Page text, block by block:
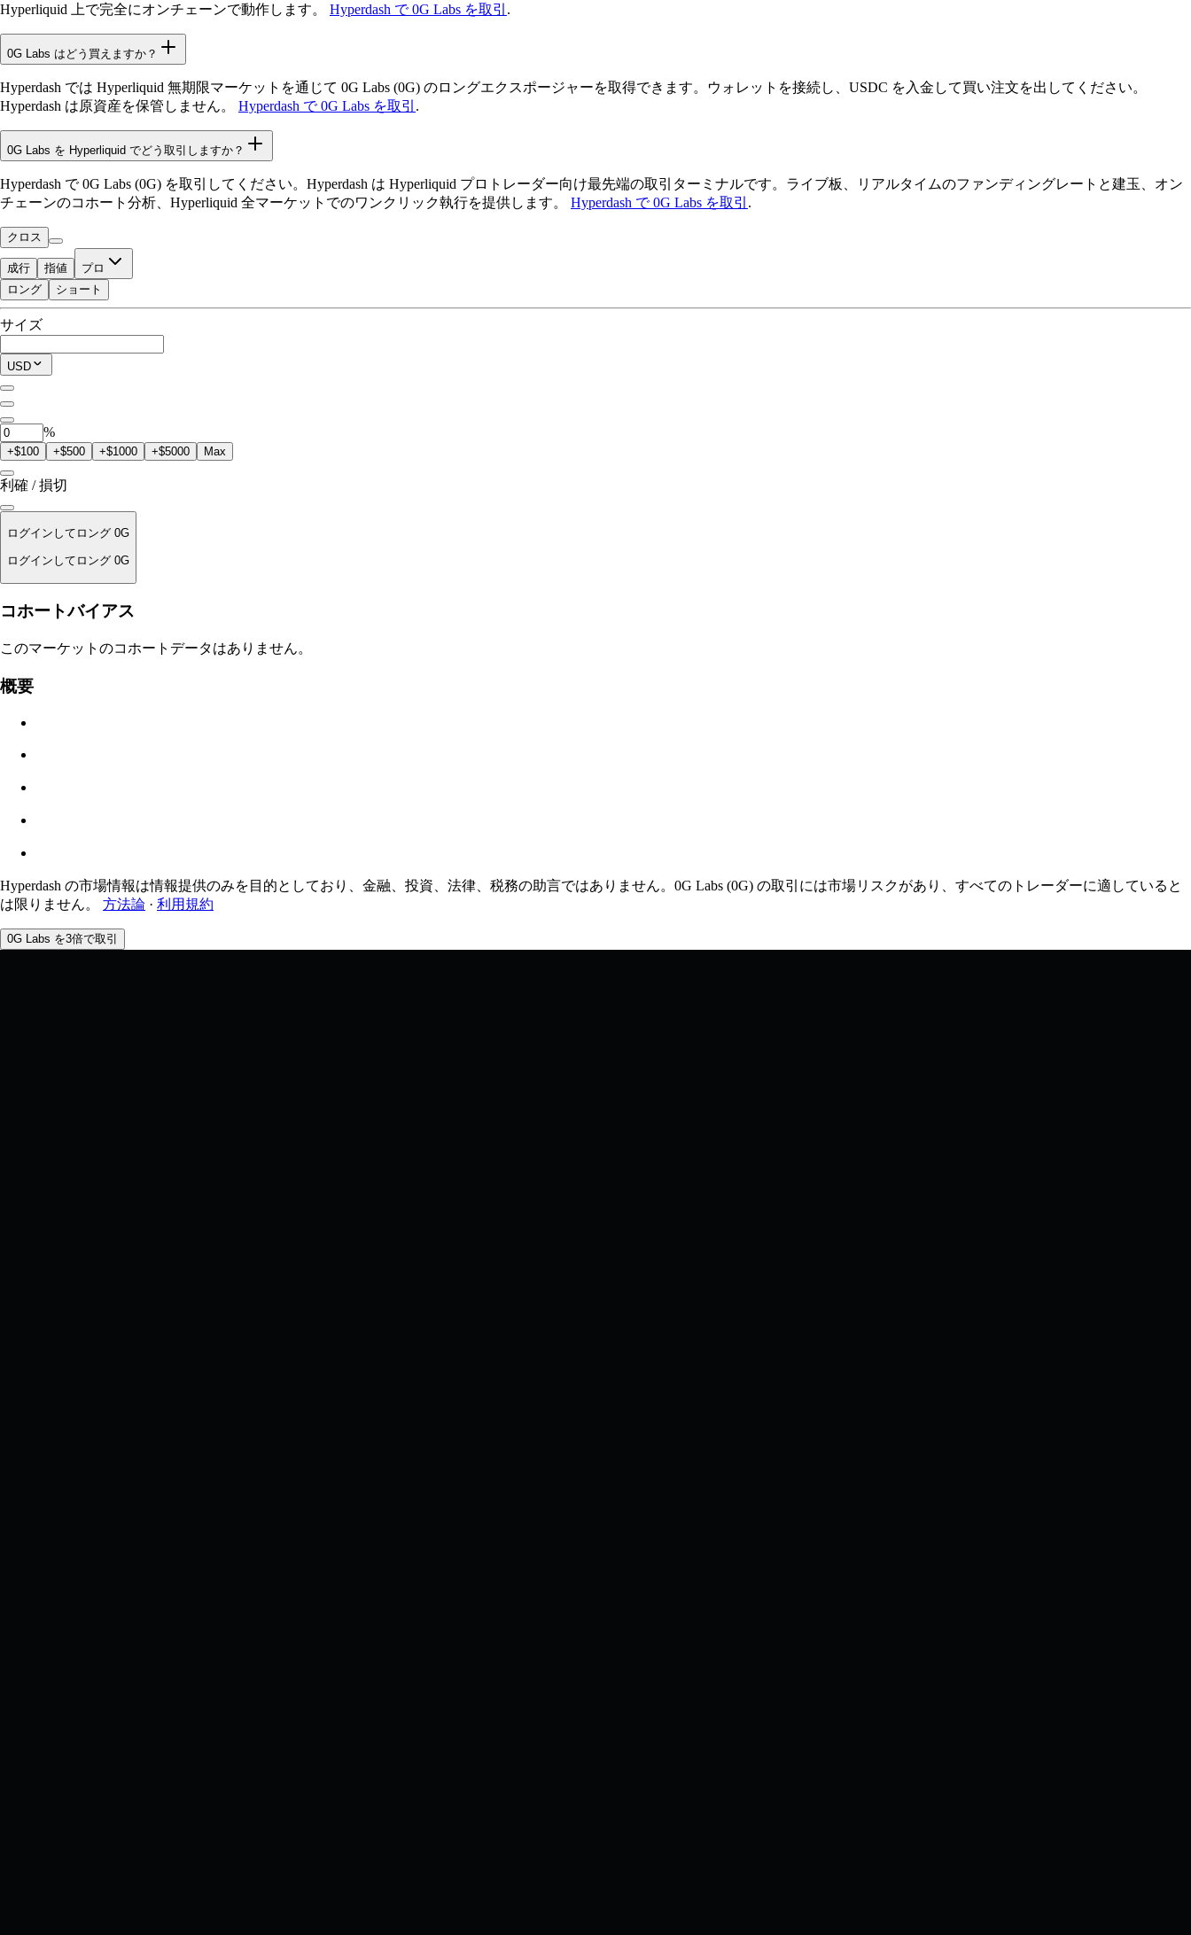
Hyperliquid 上で完全にオンチェーンで動作します。
Hyperdash で 0G Labs を取引 .
0G Labs はどう買えますか？
Hyperdash では Hyperliquid 無期限マーケットを通じて 0G Labs (0G) のロングエクスポージャーを取得できます。ウォレットを接続し、USDC を入金して買い注文を出してください。
Hyperdash は原資産を保管しません。
Hyperdash で 0G Labs を取引 .
0G Labs を Hyperliquid でどう取引しますか？
Hyperdash で 0G Labs (0G) を取引してください。Hyperdash は Hyperliquid プロトレーダー向け最先端の取引ターミナルです。ライブ板、リアルタイムのファンディングレートと建玉、オン
チェーンのコホート分析、Hyperliquid 全マーケットでのワンクリック執行を提供します。
Hyperdash で 0G Labs を取引 .
クロス
成行 指値 プロ
取引可能残高
$0.00
現在のポジション
ロング ショート
サイズ
USD
%
+$100 +$500 +$1000 +$5000 Max
利確 / 損切
ログインしてロング 0G
ログインしてロング 0G
清算価格
コホートバイアス
このマーケットのコホートデータはありません。
概要
Hyperdash の市場情報は情報提供のみを目的としており、金融、投資、法律、税務の助言ではありません。0G Labs (0G) の取引には市場リスクがあり、すべてのトレーダーに適していると
は限りません。
方法論 · 利用規約
0G Labs を3倍で取引